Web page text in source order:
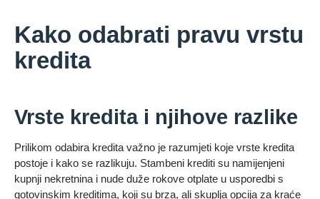
Kako odabrati pravu vrstu
kredita
Vrste kredita i njihove razlike
Prilikom odabira kredita važno je razumjeti koje vrste kredita
postoje i kako se razlikuju. Stambeni krediti su namijenjeni
kupnji nekretnina i nude duže rokove otplate u usporedbi s
gotovinskim kreditima, koji su brza, ali skuplja opcija za kraće